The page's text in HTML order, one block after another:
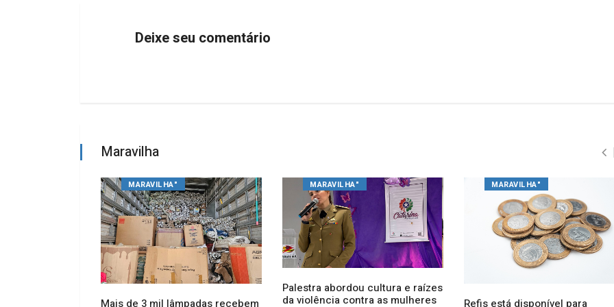
Deixe seu comentário
Maravilha
MARAVILHA"
Mais de 3 mil lâmpadas recebem
MARAVILHA"
Palestra abordou cultura e raízes
da violência contra as mulheres
MARAVILHA"
Refis está disponível para